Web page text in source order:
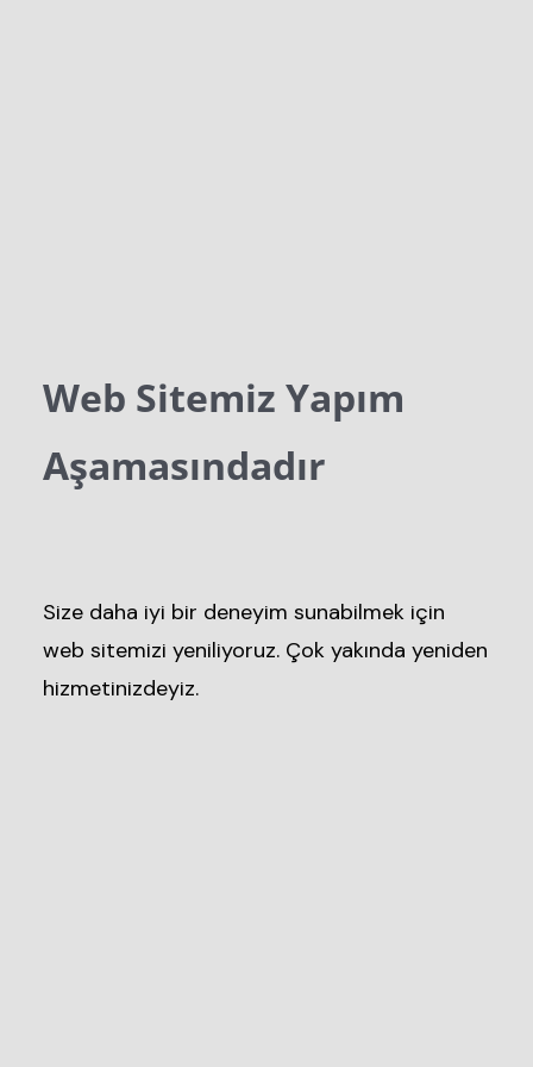
Web Sitemiz Yapım
Aşamasındadır
Size daha iyi bir deneyim sunabilmek için
web sitemizi yeniliyoruz. Çok yakında yeniden
hizmetinizdeyiz.